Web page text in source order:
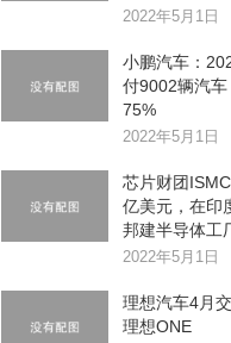
2022年5月1日
小鹏汽车：
付9002辆汽
75%
2022年5月1日
芯片财团
亿美元，在印
邦建半导体工
2022年5月1日
理想汽车4月
理想ONE